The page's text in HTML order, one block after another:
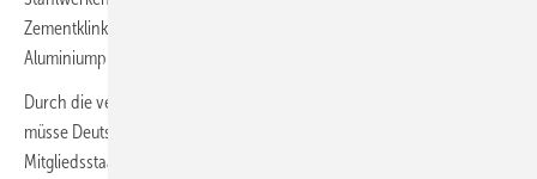
Zementklinkerproduktion, das Kalkbrennen und de
Aluminiumproduktion rückläufig waren.
Durch die verfehlten EU-Zielvorgaben, so warnt Agora Energiewende,
müsse Deutschland nun Emissionsrechte von anderen
Mitgliedsstaaten dazukaufen um hohe Strafzahlungen an die EU zu